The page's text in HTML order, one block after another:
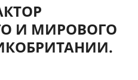
И МИРОВОГО